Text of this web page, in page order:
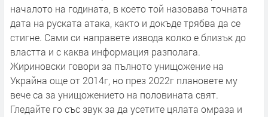
началото на годината, в което той назовава точната
дата на руската атака, както и докъде трябва да се
стигне. Сами си направете извода колко е близък до
властта и с каква информация разполага.
Жириновски говори за пълното унищожение на
Украйна още от 2014г, но през 2022г плановете му
вече са за унищожението на половината свят.
Гледайте го със звук за да усетите цялата омраза и